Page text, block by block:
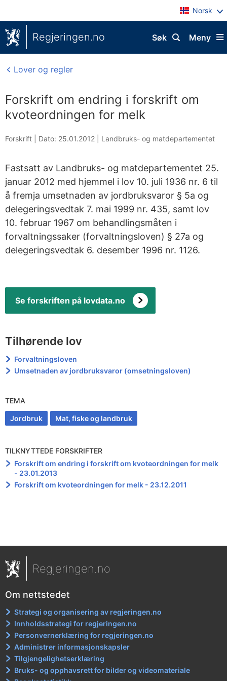
Norsk
Regjeringen.no Meny
Søk
Lover og regler
Forskrift om endring i forskrift om
kvoteordningen for melk
Forskrift | Dato: 25.01.2012 Landbruks- og matdepartementet
Fastsatt av Landbruks- og matdepartementet 25.
januar 2012 med hjemmel i lov 10. juli 1936 nr. 6 til
å fremja umsetnaden av jordbruksvaror § 5a og
delegeringsvedtak 7. mai 1999 nr. 435, samt lov
10. februar 1967 om behandlingsmåten i
forvaltningssaker (forvaltningsloven) § 27a og
delegeringsvedtak 6. desember 1996 nr. 1126.
Se forskriften på lovdata.no
Tilhørende lov
Forvaltningsloven
Umsetnaden av jordbruksvaror (omsetningsloven)
TEMA
Jordbruk Mat, fiske og landbruk
TILKNYTTEDE FORSKRIFTER
Forskrift om endring i forskrift om kvoteordningen for melk
- 23.01.2013
Forskrift om kvoteordningen for melk - 23.12.2011
Regjeringen.no
Om nettstedet
Strategi og organisering av regjeringen.no
Innholdsstrategi for regjeringen.no
Personvernerklæring for regjeringen.no
Administrer informasjonskapsler
Tilgjengelighetserklæring
Bruks- og opphavsrett for bilder og videomateriale